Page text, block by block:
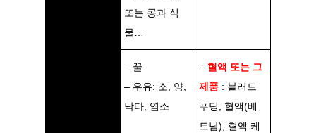
또는 콩과 식
물…
– 꿀
– 우유: 소, 양,
낙타, 염소
– 혈액 또는 그
제품 : 블러드
푸딩, 혈액(베
트남); 혈액 케